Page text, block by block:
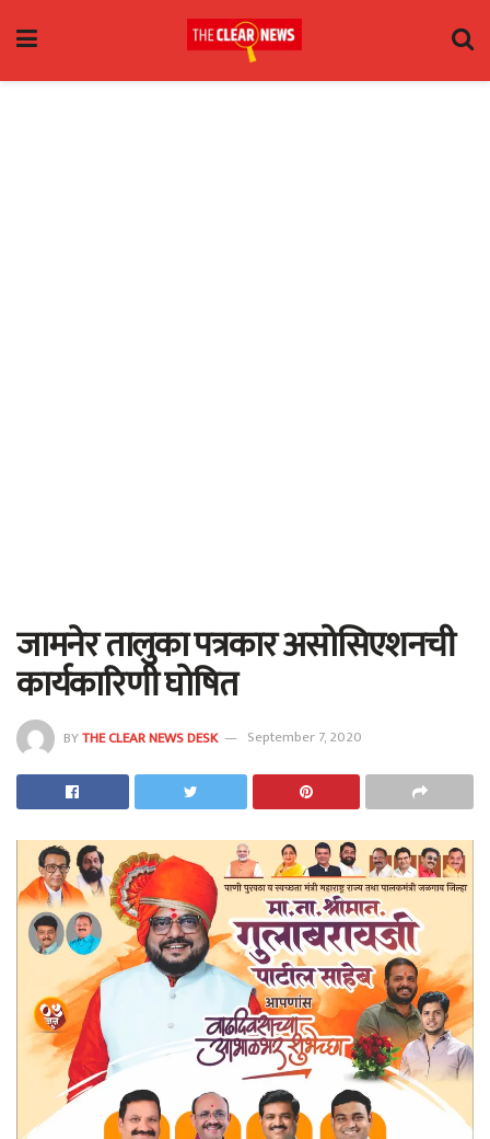
जामनेर तालुका पत्रकार असोसिएशनची
कार्यकारिणी घोषित
BYTHE CLEAR NEWS DESK September 7, 2020